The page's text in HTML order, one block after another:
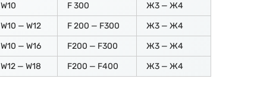
W10 F 300
Ж3 — Ж4
W10 — W12 F 200 — F300
Ж3 — Ж4
W10 — W16 F200 — F300
Ж3 — Ж4
W12 — W18 F200 — F400 Ж3 — Ж4